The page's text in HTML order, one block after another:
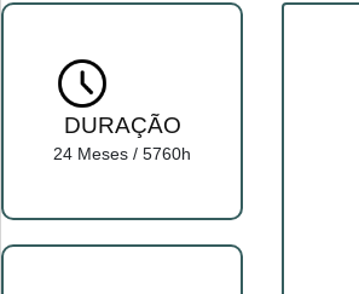
DURAÇÃO
24 Meses / 5760h